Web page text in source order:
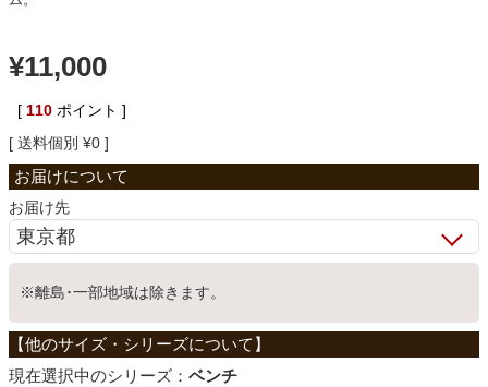
収納家具
こたつ
¥11,000
[ 110 ポイント ]
送料個別 ¥0
お届け先
※離島･一部地域は除きます。
シリーズ： ベンチ